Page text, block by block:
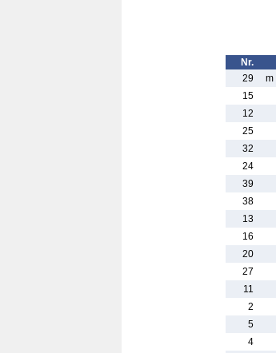
Nr.
29
m
15
12
25
32
24
39
38
13
16
20
27
11
2
5
4